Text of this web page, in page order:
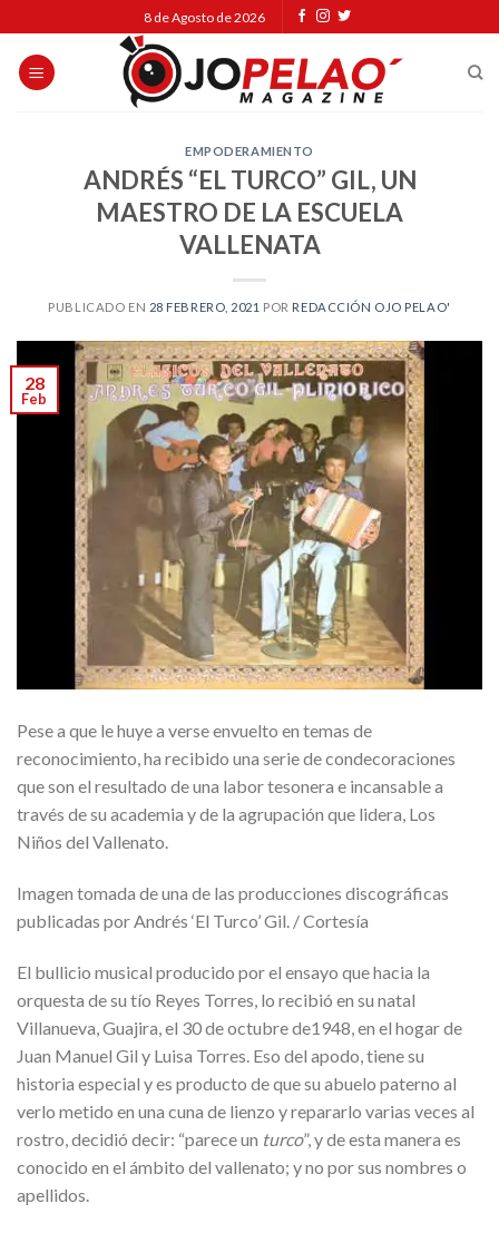
to
content
8 de Agosto de 2026
EMPODERAMIENTO
ANDRÉS “EL TURCO” GIL, UN
MAESTRO DE LA ESCUELA
VALLENATA
PUBLICADO EN 28 FEBRERO, 2021 POR REDACCIÓN OJO PELAO'
28
Feb
Pese a que le huye a verse envuelto en temas de
reconocimiento, ha recibido una serie de condecoraciones
que son el resultado de una labor tesonera e incansable a
través de su academia y de la agrupación que lidera, Los
Niños del Vallenato.
Imagen tomada de una de las producciones discográficas
publicadas por Andrés ‘El Turco’ Gil. / Cortesía
El bullicio musical producido por el ensayo que hacia la
orquesta de su tío Reyes Torres, lo recibió en su natal
Villanueva, Guajira, el 30 de octubre de1948, en el hogar de
Juan Manuel Gil y Luisa Torres. Eso del apodo, tiene su
historia especial y es producto de que su abuelo paterno al
verlo metido en una cuna de lienzo y repararlo varias veces al
rostro, decidió decir: “parece un turco”, y de esta manera es
conocido en el ámbito del vallenato; y no por sus nombres o
apellidos.